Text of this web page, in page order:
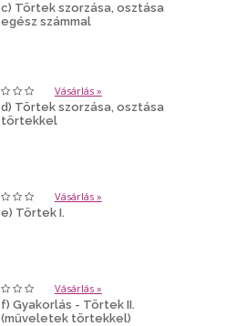
c) Törtek szorzása, osztása
egész számmal
Vásárlás »
d) Törtek szorzása, osztása
törtekkel
Vásárlás »
e) Törtek I.
Vásárlás »
f) Gyakorlás - Törtek II.
(műveletek törtekkel)